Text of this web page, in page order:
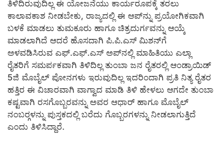
ತಿಳಿದಿರುವುದಿಲ್ಲ ಈ ಯೋಜನೆಯು ಕಾರ್ಯರೂಪಕ್ಕೆ ತರಲು
ಕಾಲಾವಕಾಶ ನೀಡಬೇಕು, ರಾಜ್ಯದಲ್ಲಿ ಈ ಆಪ್‍ನ್ನು ಪ್ರಯೋಗಿಕವಾಗಿ
ಬಳಕೆ ಮಾಡಲು ತುಮಕೂರು ಹಾಗೂ ಚಿತ್ರದುರ್ಗವನ್ನು ಆಯ್ಕೆ
ಮಾಡಲಾಗಿದೆ ಆದರೆ ಹೊಸದಾಗಿ ಪಿ.ಪಿ.ಎಸ್ ಮಿಶನ್‍ಗೆ
ಅಳವಡಿಸಿರುವ ಎಫ್.ಎಫ್.ಎಸ್ ಅಪ್‍ನಲ್ಲಿ ಮಾಹಿತಿಯು ಎಲ್ಲಾ
ರೈತರಿಗೆ ಸಮರ್ಪಕವಾಗಿ ತಿಳಿದಿಲ್ಲ ತುಂಬಾ ಜನ ರೈತರಲ್ಲಿ ಆಂಡ್ರಾಯಿಡ್
5ಜಿ ಮೊಬೈಲ್ ಪೋನಗಳು ಇರುವುದಿಲ್ಲ ಇದರಿಂದಾಗಿ ಪ್ರತಿ ನಿತ್ಯ ರೈತರ
ಹತ್ತಿರ ಈ ವಿಚಾರವಾಗಿ ವಾಗ್ವಾದ ಮಾಡಿ ತಿಳಿ ಹೇಳಲು ಆಗದೇ ತುಂಬಾ
ಕಷ್ಟವಾಗಿ ರಸಗೊಬ್ಬರವನ್ನು ಅವರ ಆಧಾರ್ ಹಾಗೂ ಮೊಬೈಲ್
ನಂಬರ್‍ಗಳನ್ನು ಪುಸ್ತಕದಲ್ಲಿ ಬರೆದು ಗೊಬ್ಬರಗಳನ್ನು ನೀಡಲಾಗುತ್ತಿದೆ
ಎಂದು ತಿಳಿಸಿದ್ದಾರೆ.